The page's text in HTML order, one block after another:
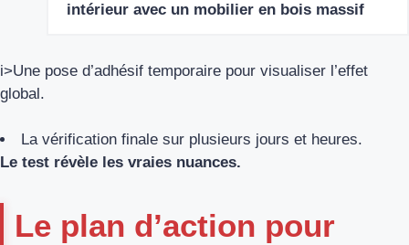
intérieur avec un mobilier en bois massif
i>Une pose d’adhésif temporaire pour visualiser l’effet
global.
La vérification finale sur plusieurs jours et heures.
Le test révèle les vraies nuances.
Le plan d’action pour